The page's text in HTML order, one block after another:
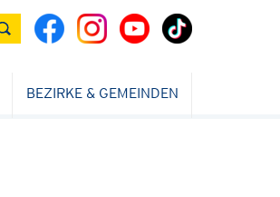
BEZIRKE & GEMEINDEN